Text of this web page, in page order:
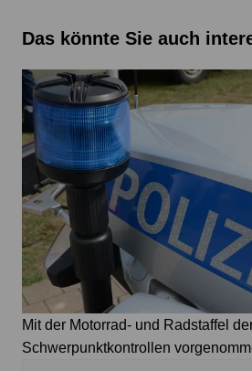
Das könnte Sie auch
Mit der Motorrad- und Radstaffel
Schwerpunktkontrollen